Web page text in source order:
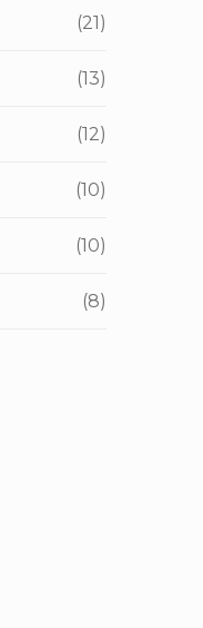
(21)
(13)
(12)
(10)
(10)
(8)